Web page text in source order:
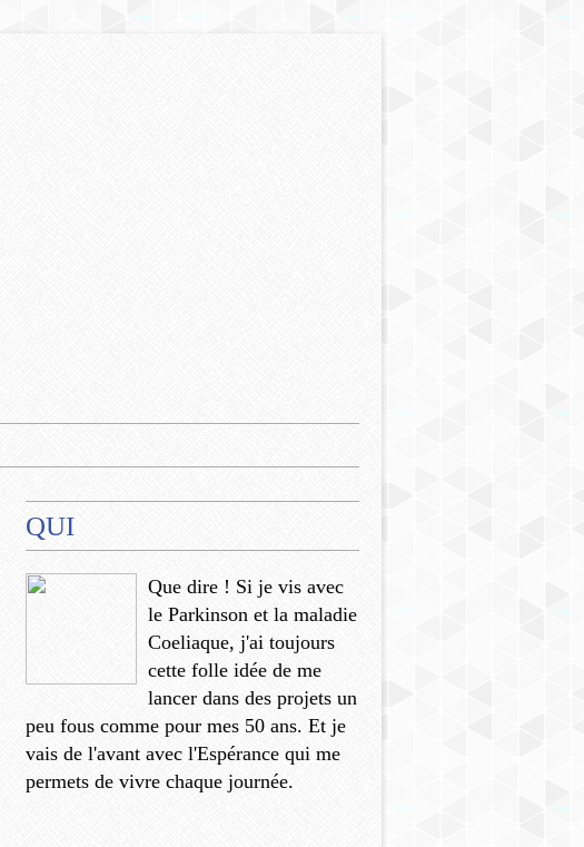
QUI
Que dire ! Si je vis avec
le Parkinson et la maladie
Coeliaque, j'ai toujours
cette folle idée de me
lancer dans des projets un
peu fous comme pour mes 50 ans. Et je
vais de l'avant avec l'Espérance qui me
permets de vivre chaque journée.